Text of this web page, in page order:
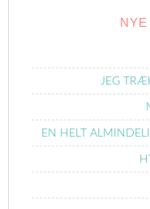
JEG
EN HELT